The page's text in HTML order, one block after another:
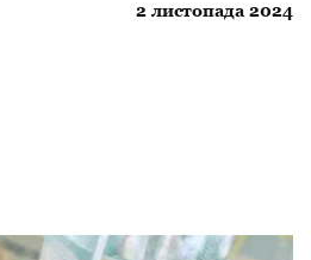
2 листопада 2024